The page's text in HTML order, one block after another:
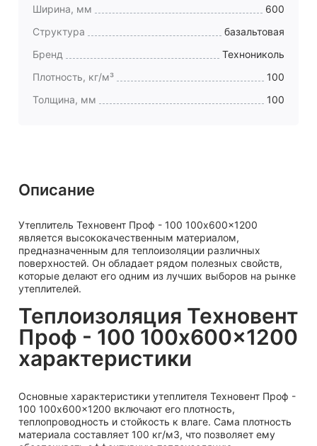
Ширина, мм
600
Структура
базальтовая
Бренд
Технониколь
Плотность, кг/м³
100
Толщина, мм
100
Описание
Утеплитель Техновент Проф - 100 100x600x1200
является высококачественным материалом,
предназначенным для теплоизоляции различных
поверхностей. Он обладает рядом полезных свойств,
которые делают его одним из лучших выборов на рынке
утеплителей.
Теплоизоляция Техновент
Проф - 100 100x600x1200
характеристики
Основные характеристики утеплителя Техновент Проф -
100 100x600x1200 включают его плотность,
теплопроводность и стойкость к влаге. Сама плотность
материала составляет 100 кг/м3, что позволяет ему